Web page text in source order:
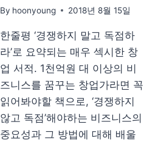
By hoonyoung 2018년 8월 15일
한줄평 ‘경쟁하지 말고 독점하
라’로 요약되는 매우 섹시한 창
업 서적. 1천억원 대 이상의 비
즈니스를 꿈꾸는 창업가라면 꼭
읽어봐야할 책으로, ‘경쟁하지
않고 독점’해야하는 비즈니스의
중요성과 그 방법에 대해 배울